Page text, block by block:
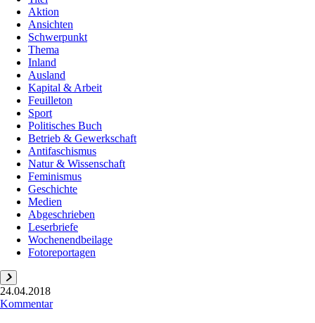
Aktion
Ansichten
Schwerpunkt
Thema
Inland
Ausland
Kapital & Arbeit
Feuilleton
Sport
Politisches Buch
Betrieb & Gewerkschaft
Antifaschismus
Natur & Wissenschaft
Feminismus
Geschichte
Medien
Abgeschrieben
Leserbriefe
Wochenendbeilage
Fotoreportagen
24.04.2018
Kommentar